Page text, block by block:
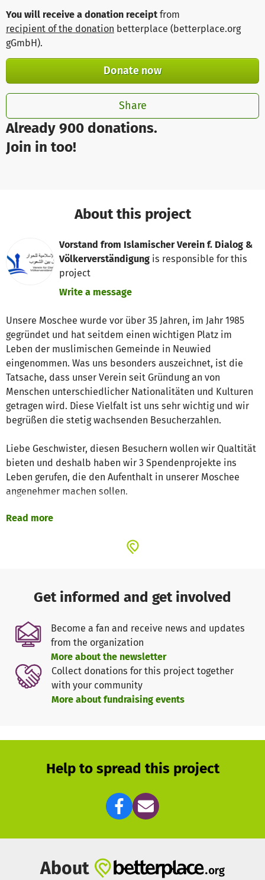
Already 900 donations.
Join in too!
You will receive a donation receipt from
recipient of the donation betterplace (betterplace.org
gGmbH).
Donate now
Share
About this project
Vorstand from Islamischer Verein f. Dialog &
Völkerverständigung is responsible for this
project
Write a message
Unsere Moschee wurde vor über 35 Jahren, im Jahr 1985
gegründet und hat seitdem einen wichtigen Platz im
Leben der muslimischen Gemeinde in Neuwied
eingenommen. Was uns besonders auszeichnet, ist die
Tatsache, dass unser Verein seit Gründung an von
Menschen unterschiedlicher Nationalitäten und Kulturen
getragen wird. Diese Vielfalt ist uns sehr wichtig und wir
begrüßen die stetig wachsenden Besucherzahlen.
Liebe Geschwister, diesen Besuchern wollen wir Qualtität
bieten und deshalb haben wir 3 Spendenprojekte ins
Leben gerufen, die den Aufenthalt in unserer Moschee
angenehmer machen sollen.
Wir wollen
2. die ersten Konzepte und Schrittte für die Erweiterung
Sicherheitsstandards
und deine Unterstützung! :-)
Möget ihr Jannat Al Firdaus erhalten!
Read more
Get informed and get involved
Become a fan and receive news and updates
from the organization
More about the newsletter
Collect donations for this project together
with your community
More about fundraising events
Help to spread this project
About